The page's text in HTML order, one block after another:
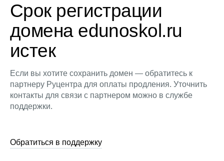
Срок регистрации
домена edunoskol.ru
истек
Если вы хотите сохранить домен — обратитесь к
партнеру Руцентра для оплаты продления. Уточнить
контакты для связи с партнером можно в службе
поддержки.
Обратиться в поддержку